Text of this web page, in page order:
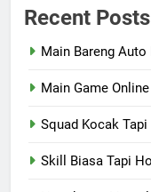
Recent Posts
Main Bareng Auto
Main Game
Squad Kocak
Skill Biasa Tapi